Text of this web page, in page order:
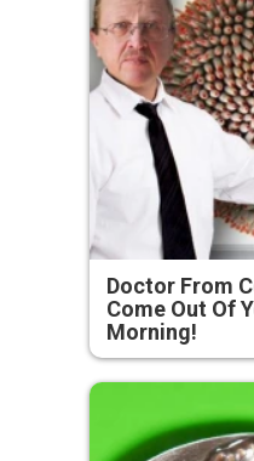
Doctor From
Come Out Of
Morning!